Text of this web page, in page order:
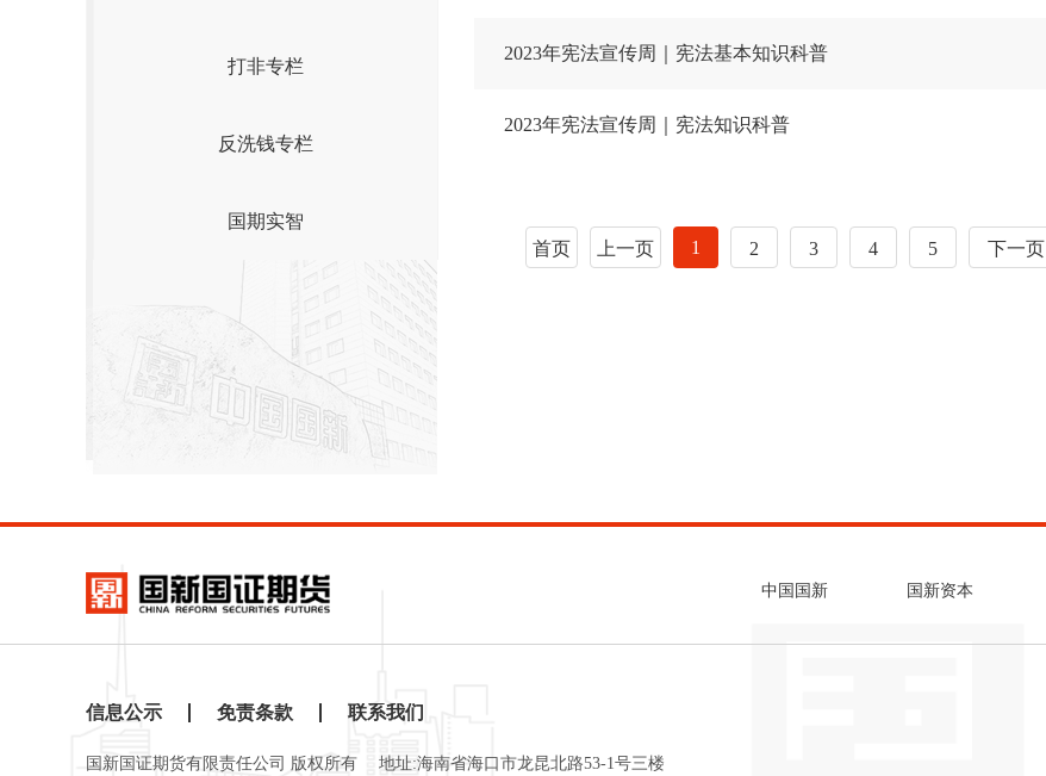
打非专栏
反洗钱专栏
国期实智
2023年宪法宣传周｜宪法基本知识科普
2023年宪法宣传周｜宪法知识科普
首页 上一页 1 2 3 4 5 下一页
中国国新 国新资本
信息公示 免责条款 联系我们
国新国证期货有限责任公司 版权所有 地址:海南省海口市龙昆北路53-1号三楼